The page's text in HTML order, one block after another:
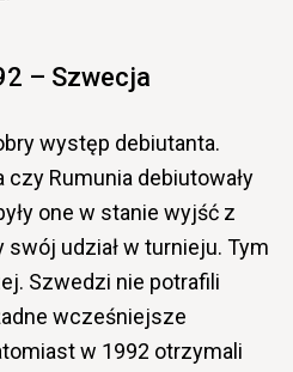
– Szwecja
występ debiutanta.
Rumunia debiutowały
one w stanie wyjść z
swój udział w turnieju. Tym
Szwedzi nie potrafili
wcześniejsze
w 1992 otrzymali